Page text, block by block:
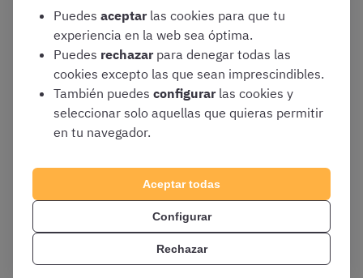
Como hemos mencionado, para conocer el proceso
selectivo de Policía Local de Sevilla debemos tener en
cuenta las bases comunes que rigen las convocatorias de
Policía Local de Andalucía
y las bases específicas del
Ayuntamiento de Sevilla.
consta de5 ejercicios eliminatorios:
: Cuestionario tipo test
Segundo ejercicio:Pruebas de aptitud física
Puedes aceptar las cookies para que tu
experiencia en la web sea óptima.
Puedes rechazar para denegar todas las
cookies excepto las que sean imprescindibles.
También puedes configurar las cookies y
seleccionar solo aquellas que quieras permitir
en tu navegador.
Aceptar todas
Configurar
Rechazar